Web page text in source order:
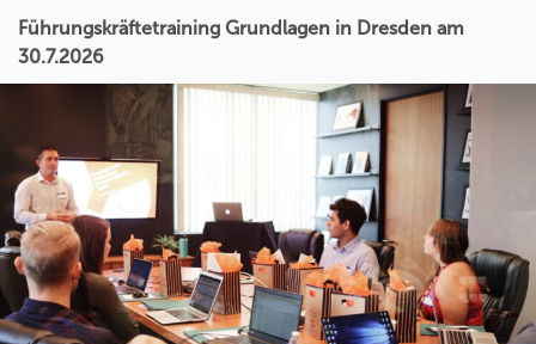
Führungskräftetraining Grundlagen in Dresden am
30.7.2026